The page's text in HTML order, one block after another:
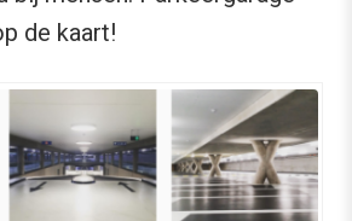
de kaart!